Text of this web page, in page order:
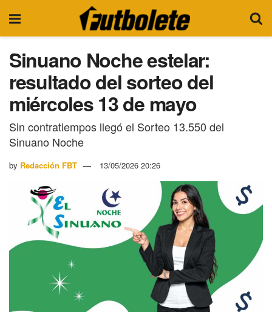
Sinuano Noche estelar:
resultado del sorteo del
miércoles 13 de mayo
Sin contratiempos llegó el Sorteo 13.550 del
Sinuano Noche
by Redacción FBT 13/05/2026 20:26